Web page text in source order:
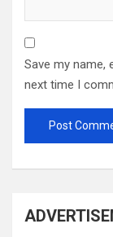
Save my name,
next time I